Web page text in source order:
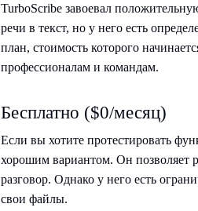
TurboScribe завоевал
речи в текст, но у него есть
план, стоимость которого
профессионалам и командам.
Бесплатно ($0/месяц)
Если вы хотите протестировать
хорошим вариантом. Он позволяет
разговор. Однако у него есть
свои файлы.